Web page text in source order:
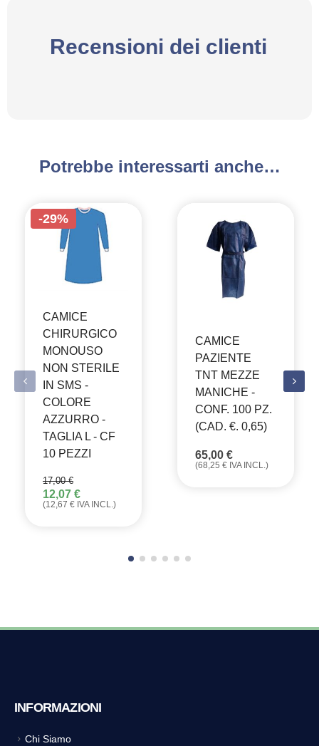
Recensioni dei clienti
Potrebbe interessarti anche…
-29%
CAMICE
CHIRURGICO
MONOUSO
NON STERILE
IN SMS -
COLORE
AZZURRO -
TAGLIA L - CF
10 PEZZI
17,00€
IL
PREZZO
12,07 €
IL
PREZZO
(12,67 € IVA INCL.)
CAMICE
PAZIENTE
TNT MEZZE
MANICHE -
CONF. 100 PZ.
(CAD. €. 0,65)
65,00 €
(68,25 € IVA INCL.)
INFORMAZIONI
Chi Siamo